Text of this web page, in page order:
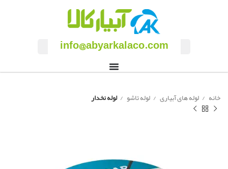
info@abyarkalaco.com
خانه لوله های آبیاری لوله تاشو لوله نخدار